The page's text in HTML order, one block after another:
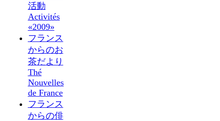
活動
Activités
«2009»
フランス
からのお
茶だより
Thé
Nouvelles
de France
フランス
からの俳